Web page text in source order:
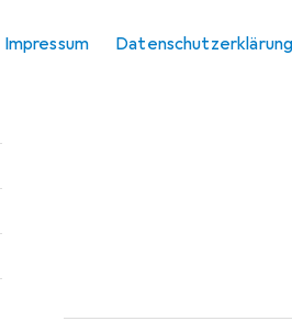
Impressum Datenschutzerklärung